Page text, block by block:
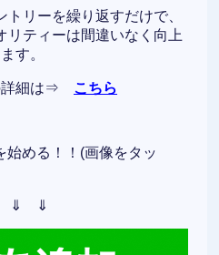
リーを繰り返すだけで、
リティーは間違いなく向上
す。
詳細は⇒ こちら
始める！！(画像をタッ
⇓ ⇓